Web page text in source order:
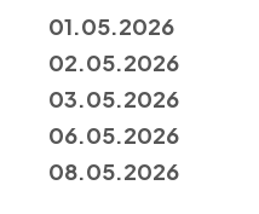
01.05.2026
02.05.2026
03.05.2026
06.05.2026
08.05.2026